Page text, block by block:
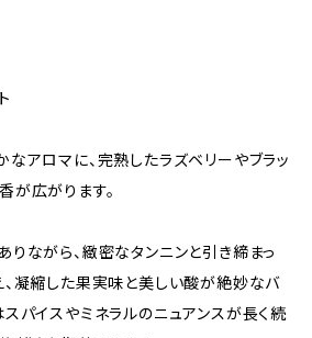
アロマに、完熟したラズベリーやブラッ
が広がります。
ながら、緻密なタンニンと引き締まっ
、凝縮した果実味と美しい酸が絶妙なバ
パイスやミネラルのニュアンスが長く続